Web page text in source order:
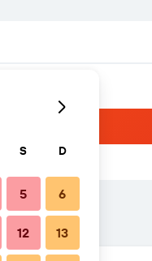
S D
5 6
12 13